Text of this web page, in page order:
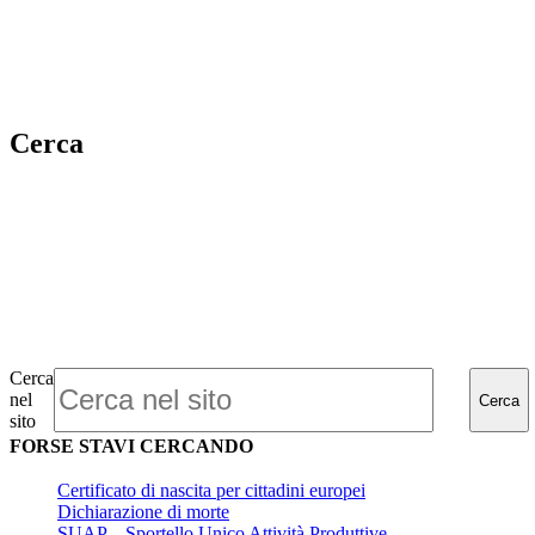
Cerca
Cerca
nel
sito
Cerca
FORSE STAVI CERCANDO
Certificato di nascita per cittadini europei
Dichiarazione di morte